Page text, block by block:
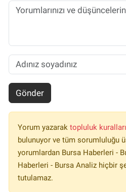
Gönder
Yorum yazarak topluluk
bulunuyor ve tüm sorumluluğu
yorumlardan Bursa Haberleri -
Haberleri - Bursa Analiz hiçbir
tutulamaz.